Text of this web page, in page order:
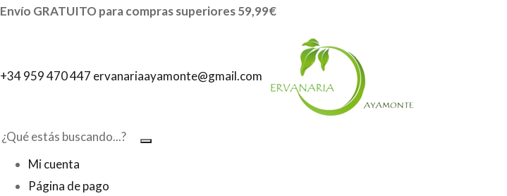
Envío GRATUITO para compras superiores 59,99€
+34 959 470 447 ervanariaayamonte@gmail.com
Mi cuenta
Página de pago